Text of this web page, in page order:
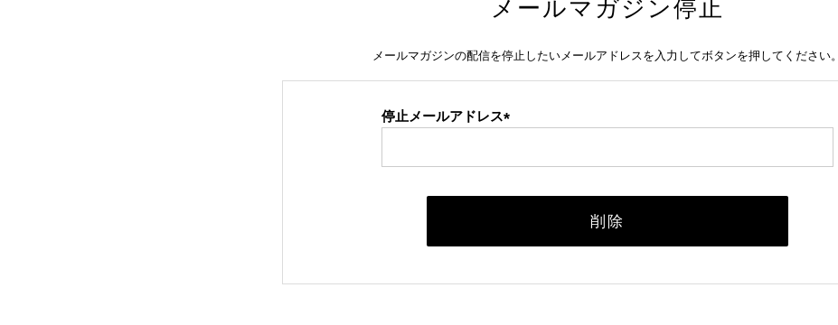
メールマガジン停止
メールマガジンの配信を停止したいメールアドレスを入力してボタンを押してください。
停止メールアドレス
須)
削除